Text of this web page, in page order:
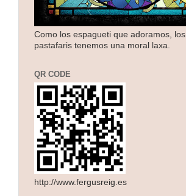
Como los espagueti que adoramos, los
pastafaris tenemos una moral laxa.
QR CODE
http://www.fergusreig.es